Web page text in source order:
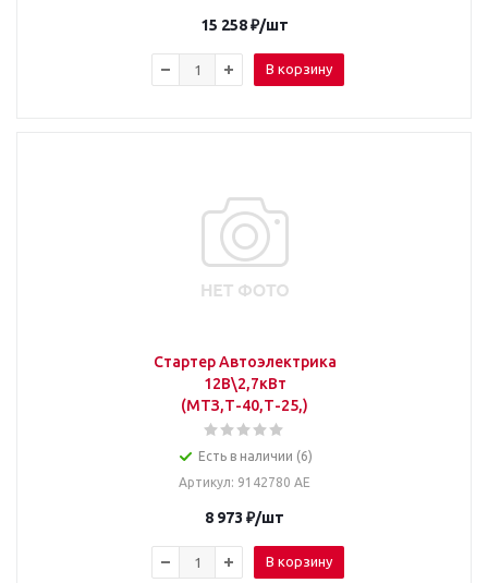
15 258₽/шт
В корзину
Стартер Автоэлектрика
12В\2,7кВт
(МТЗ,Т-40,Т-25,)
Есть в наличии (6)
Артикул: 9142780 АЕ
8 973 ₽/шт
В корзину